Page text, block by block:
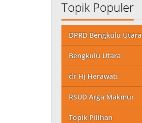
Topik Populer
DPRD Bengkulu Utara
Bengkulu Utara
dr Hj Herawati
RSUD Arga Makmur
Topik Pilihan